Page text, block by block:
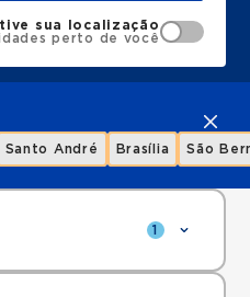
sua localização
perto de você
Santo André Brasília São
1